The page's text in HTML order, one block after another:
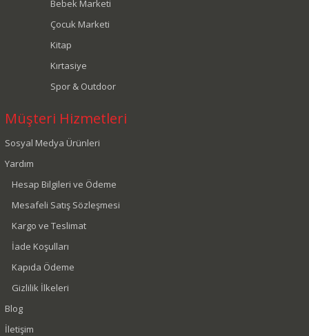
Bebek Marketi
Çocuk Marketi
Kitap
Kırtasiye
Spor & Outdoor
Müşteri Hizmetleri
Sosyal Medya Ürünleri
Yardım
Hesap Bilgileri ve Ödeme
Mesafeli Satış Sözleşmesi
Kargo ve Teslimat
İade Koşulları
Kapıda Ödeme
Gizlilik İlkeleri
Blog
İletişim